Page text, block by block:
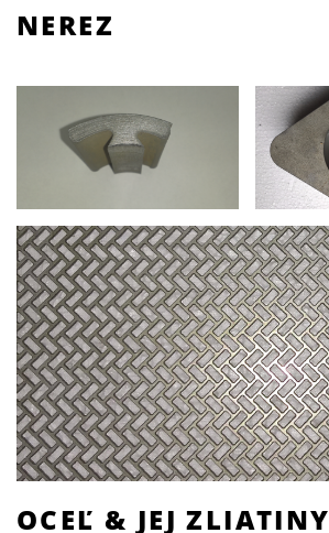
NEREZ
OCEĽ & JEJ ZLIATINY